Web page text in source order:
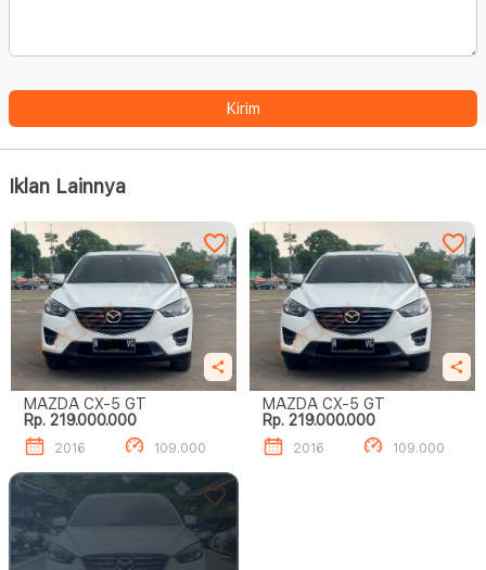
Kirim
Iklan Lainnya
MAZDA CX-5 GT
Rp. 219.000.000
2016 109.000
MAZDA CX-5 GT
Rp. 219.000.000
2016 109.000